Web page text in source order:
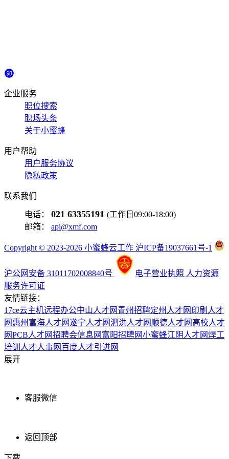
企业服务
职位搜索
职场头条
关于小蜜蜂
用户帮助
用户服务协议
隐私政策
联系我们
电话： 021 63355191 (工作日09:00-18:00)
邮箱： api@xmf.com
Copyright © 2023-2026 小蜜蜂云工作 沪ICP备19037661号-1
沪公网安备 31011702008840号 电子营业执照 人力资源
服务许可证
友情链接：
17ce云主机远程办公中山人才网 青州招聘定州人才网 印刷人才
网 惠州富海人才网遂宁人才网泗洪人才网 顺德人才网 高校人才
网PCB人才网招聘会信息网 富阳招聘网小蜜蜂江阴人才网焊工
培训 人才人事网 百度人才引进网
展开
客服微信
返回顶部